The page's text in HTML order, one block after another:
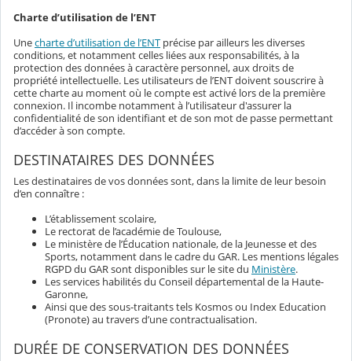
Charte d’utilisation de l’ENT
Unecharte d’utilisation de l’ENT précise par ailleurs les diverses
conditions, et notamment celles liées aux responsabilités, à la
protection des données à caractère personnel, aux droits de
propriété intellectuelle. Les utilisateurs de l’ENT doivent souscrire à
cette charte au moment où le compte est activé lors de la première
connexion. Il incombe notamment à l’utilisateur d'assurer la
confidentialité de son identifiant et de son mot de passe permettant
d’accéder à son compte.
DESTINATAIRES DES DONNÉES
Les destinataires de vos données sont, dans la limite de leur besoin
d’en connaître :
L’établissement scolaire,
Le rectorat de l’académie de Toulouse,
Le ministère de l’Éducation nationale, de la Jeunesse et des
Sports, notamment dans le cadre du GAR. Les mentions légales
RGPD du GAR sont disponibles sur le site du Ministère.
Les services habilités du Conseil départemental de la Haute-
Garonne,
Ainsi que des sous-traitants tels Kosmos ou Index Education
(Pronote) au travers d’une contractualisation.
DURÉE DE CONSERVATION DES DONNÉES